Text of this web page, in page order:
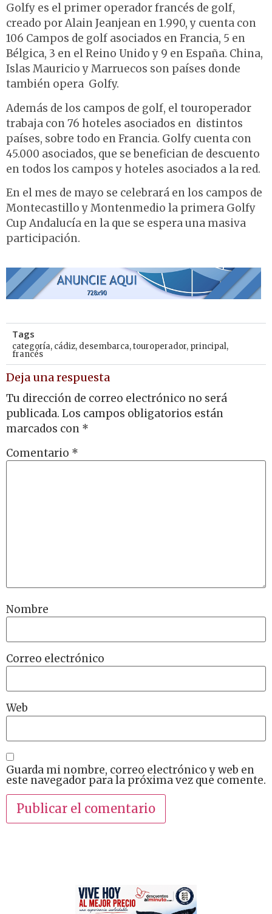
Golfy es el primer operador francés de golf,
creado por Alain Jeanjean en 1.990, y cuenta con
106 Campos de golf asociados en Francia, 5 en
Bélgica, 3 en el Reino Unido y 9 en España. China,
Islas Mauricio y Marruecos son países donde
también opera Golfy.
Además de los campos de golf, el touroperador
trabaja con 76 hoteles asociados en distintos
países, sobre todo en Francia. Golfy cuenta con
45.000 asociados, que se benefician de descuento
en todos los campos y hoteles asociados a la red.
En el mes de mayo se celebrará en los campos de
Montecastillo y Montenmedio la primera Golfy
Cup Andalucía en la que se espera una masiva
participación.
Tags
categoría, cádiz, desembarca,touroperador, principal,
francés
Deja una respuesta
Tu dirección de correo electrónico no será
publicada. Los campos obligatorios están
marcados con *
Comentario *
Nombre
Correo electrónico
Web
Guarda mi nombre, correo electrónico y web en
este navegador para la próxima vez que comente.